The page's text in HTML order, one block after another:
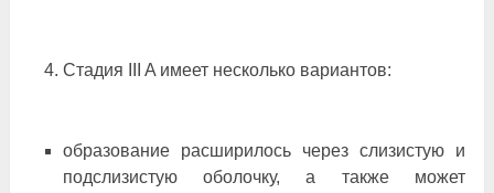
Стадия III A имеет несколько вариантов:
образование расширилось через слизистую и
подслизистую оболочку, а также может